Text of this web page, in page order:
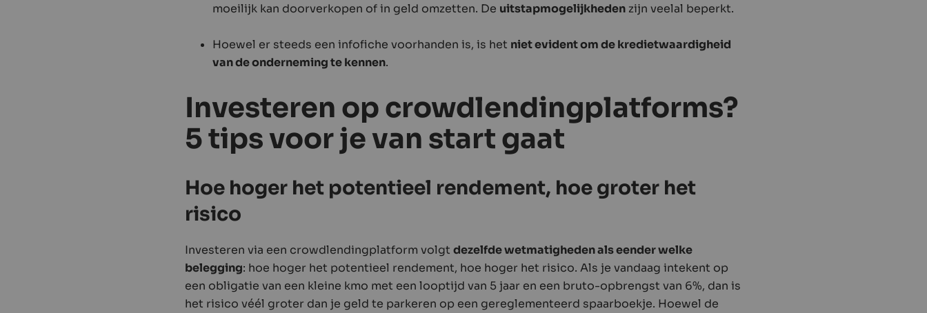
moeilijk kan doorverkopen of in geld omzetten. De uitstapmogelijkheden zijn veelal beperkt.
Hoewel er steeds een infofiche voorhanden is, is het niet evident om de kredietwaardigheid
van de onderneming te kennen.
Investeren op crowdlendingplatforms?
5 tips voor je van start gaat
Hoe hoger het potentieel rendement, hoe groter het
risico
Investeren via een crowdlendingplatform volgtdezelfde wetmatigheden als eender welke
belegging: hoe hoger het potentieel rendement, hoe hoger het risico. Als je vandaag intekent op
een obligatie van een kleine kmo met een looptijd van 5 jaar en een bruto-opbrengst van 6%, dan is
het risico véél groter dan je geld te parkeren op een gereglementeerd spaarboekje. Hoewel de